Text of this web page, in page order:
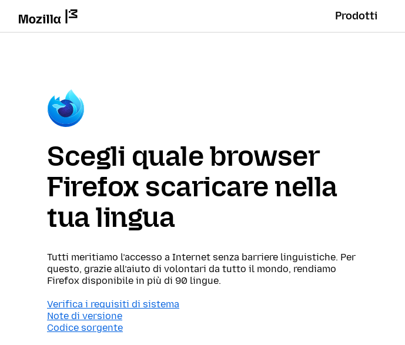
Prodotti
Scegli quale browser
Firefox scaricare nella
tua lingua
Tutti meritiamo l’accesso a Internet senza barriere linguistiche. Per
questo, grazie all’aiuto di volontari da tutto il mondo, rendiamo
Firefox disponibile in più di 90 lingue.
Verifica i requisiti di sistema
Note di versione
Codice sorgente